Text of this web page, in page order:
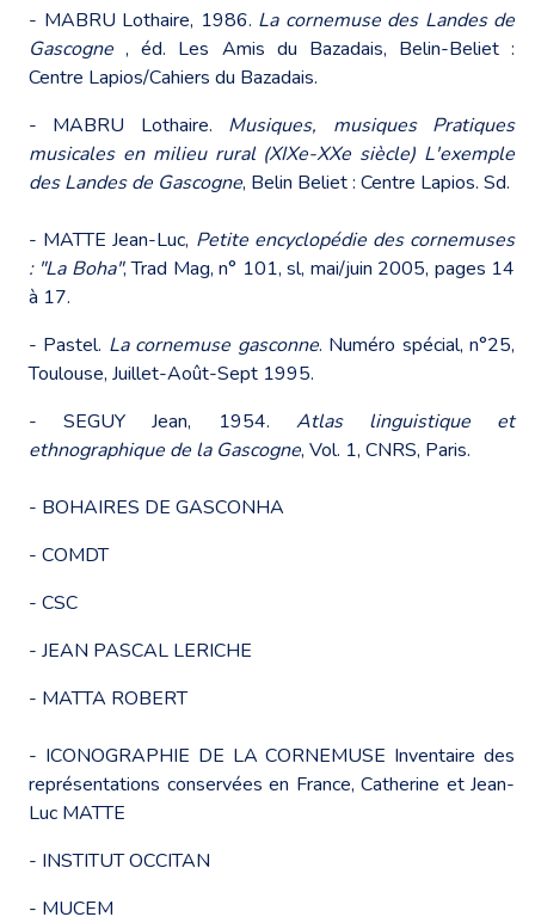
- MABRU Lothaire, 1986. La cornemuse des Landes de
Gascogne , éd. Les Amis du Bazadais, Belin-Beliet :
Centre Lapios/Cahiers du Bazadais.
- MABRU Lothaire. Musiques, musiques Pratiques
musicales en milieu rural (XIXe-XXe siècle) L'exemple
des Landes de Gascogne, Belin Beliet : Centre Lapios. Sd.
- MATTE Jean-Luc, Petite encyclopédie des cornemuses
: "La Boha", Trad Mag, n° 101, sl, mai/juin 2005, pages 14
à 17.
- Pastel. La cornemuse gasconne. Numéro spécial, n°25,
Toulouse, Juillet-Août-Sept 1995.
- SEGUY Jean, 1954. Atlas linguistique et
ethnographique de la Gascogne, Vol. 1, CNRS, Paris.
- BOHAIRES DE GASCONHA
- COMDT
- CSC
- JEAN PASCAL LERICHE
- MATTA ROBERT
- ICONOGRAPHIE DE LA CORNEMUSE Inventaire des
représentations conservées en France, Catherine et Jean-
Luc MATTE
- INSTITUT OCCITAN
- MUCEM